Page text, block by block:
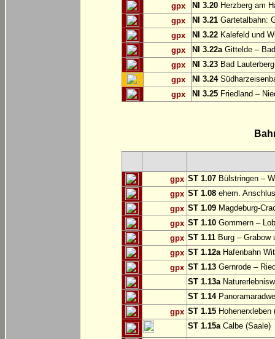
gpx
NI 3.20 Herzberg am
gpx
NI 3.21 Gartetalbahn:
gpx
NI 3.22 Kalefeld und
gpx
NI 3.22aGittelde –
gpx
NI 3.23 Bad
gpx
NI 3.24
gpx
NI 3.25 Friedland –
gpx ST 1.07 Bülstringen –
gpx ST 1.08 ehem.
gpx ST 1.09 Magdeburg-
gpx ST 1.10 Gommern –
gpx ST 1.11 Burg – Grabow
gpx ST 1.12aHafenbahn
gpx ST 1.13 Gernrode –
ST 1.13a
ST 1.14
gpx ST 1.15
ST 1.15aCalbe (Saale)